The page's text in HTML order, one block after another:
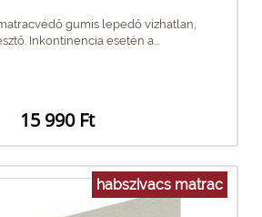
gumis lepedő vízhatlan,
Inkontinencia esetén a...
15 990 Ft
habszivacs matrac